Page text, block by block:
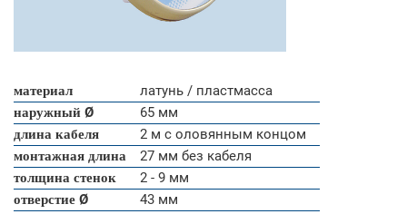
материал
латунь / пластмасса
наружный Ø
65 мм
длина кабеля
2 м с оловянным концом
монтажная длина
27 мм без кабеля
толщина стенок
2 - 9 мм
отверстие Ø
43 мм